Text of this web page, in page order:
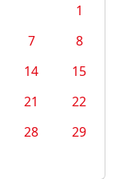
1
7
8
14
15
21
22
28
29